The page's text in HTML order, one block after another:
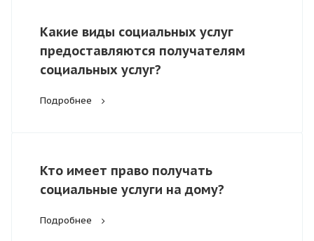
Какие виды социальных услуг
предоставляются получателям
социальных услуг?
Подробнее
Кто имеет право получать
социальные услуги на дому?
Подробнее